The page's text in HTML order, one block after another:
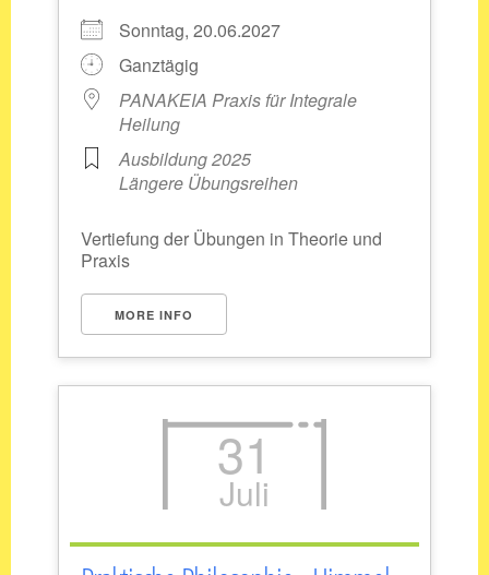
Sonntag, 20.06.2027
Ganztägig
PANAKEIA Praxis für Integrale
Heilung
Ausbildung 2025
Längere Übungsreihen
Vertiefung der Übungen in Theorie und
Praxis
MORE INFO
31
Juli